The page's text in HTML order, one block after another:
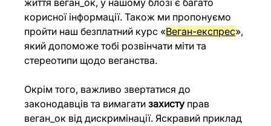
життя веган_ок, у нашому блозі є багато
корисної інформації. Також ми пропонуємо
пройти наш безплатний курс «Веган-експрес»,
який допоможе тобі розвінчати міти та
стереотипи щодо веганства.
Окрім того, важливо звертатися до
законодавців та вимагати захисту прав
веган_ок від дискримінації. Яскравий приклад